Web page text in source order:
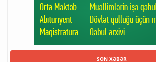
SON XƏBƏR